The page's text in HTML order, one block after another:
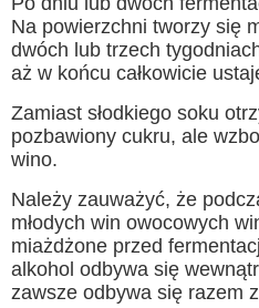
Na powierzchni tworzy się
dwóch lub trzech
aż w końcu całkowicie
Zamiast słodkiego soku
pozbawiony cukru, ale
wino.
Należy zauważyć, że
młodych win owocowych
miażdżone przed
alkohol odbywa się
zawsze odbywa się razem